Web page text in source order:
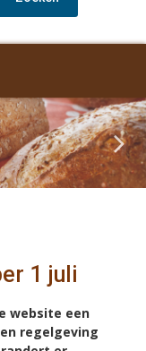
1 juli
website een
regelgeving